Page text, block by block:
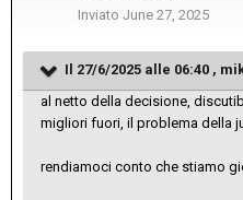
Inviato June 27, 2025
Il 27/6/2025 alle 06:40 ,
al netto della decisione,
migliori fuori, il problema della
rendiamoci conto che stiamo